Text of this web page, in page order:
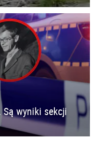
Są wyniki sekcji